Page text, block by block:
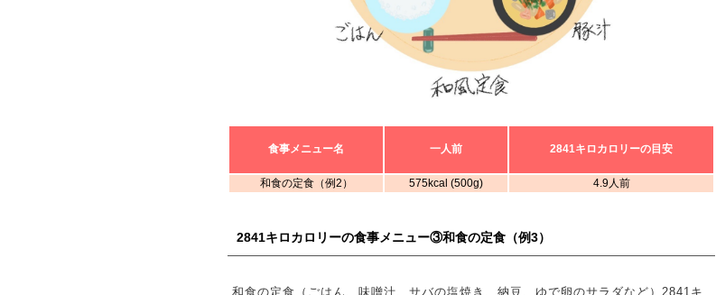
食事メニュー名 一人前 2841キロカロリーの目安
和食の定食（例2） 575kcal (500g) 4.9人前
2841キロカロリーの食事メニュー③和食の定食（例3）
和食の定食（ごはん、味噌汁、サバの塩焼き、納豆、ゆで卵のサラダなど）2841キ